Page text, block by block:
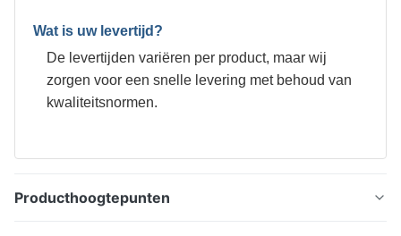
Wat is uw levertijd?
De levertijden variëren per product, maar wij
zorgen voor een snelle levering met behoud van
kwaliteitsnormen.
Producthoogtepunten